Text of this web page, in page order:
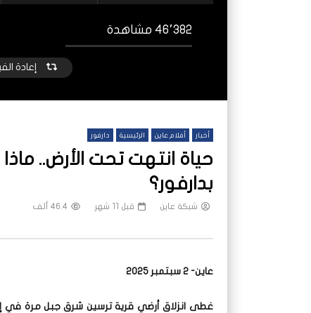
46٬382 مشاهدة
إعادة
غارات جوية تشعل حدود السودان الغربية
أخبار أفلام عاين الرئيسية دارفور
حياة انتهت تحت الأرض..
بدارفور؟
شبكة عاين قبل 11 شهر 46.4 ألف
عاين- 2 سبتمبر 2025
غطى انزلاق أرضي قرية ترسين شرق جبل مرة في